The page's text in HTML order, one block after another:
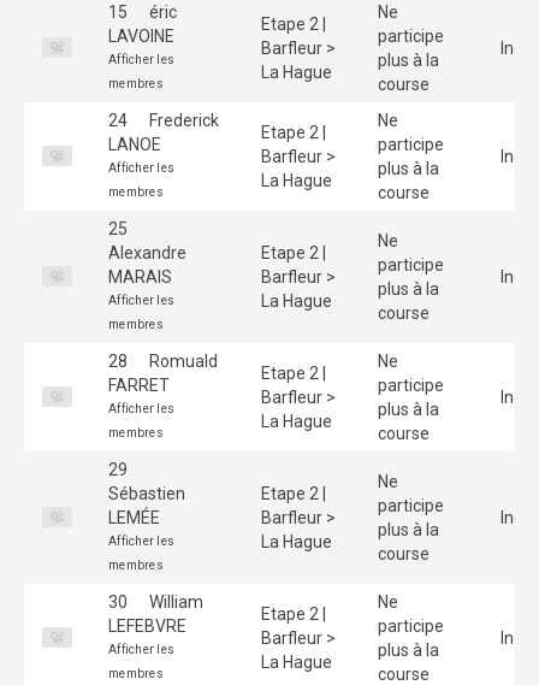
15
éric
LAVOINE
Afficher les
membres
Etape 2 |
Barfleur >
La Hague
Ne
participe
plus à la
course
24
Frederick
LANOE
Afficher les
membres
Etape 2 |
Barfleur >
La Hague
Ne
participe
plus à la
course
25
Alexandre
MARAIS
Afficher les
membres
Etape 2 |
Barfleur >
La Hague
Ne
participe
plus à la
course
28
Romuald
FARRET
Afficher les
membres
Etape 2 |
Barfleur >
La Hague
Ne
participe
plus à la
course
29
Sébastien
LEMÉE
Afficher les
membres
Etape 2 |
Barfleur >
La Hague
Ne
participe
plus à la
course
30
William
LEFEBVRE
Afficher les
membres
Etape 2 |
Barfleur >
La Hague
Ne
participe
plus à la
course